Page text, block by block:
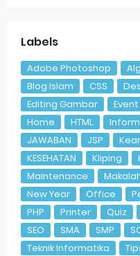
Labels
Adobe Photoshop
Blog Islam
CSS
Editing Gambar
Event
Home
HTML
JAWABAN
JSP
KESEHATAN
Kliping
Maintenance
New Year
Office
PHP
Printer Quiz
SEO
SMA SMP
Teknik Informatika